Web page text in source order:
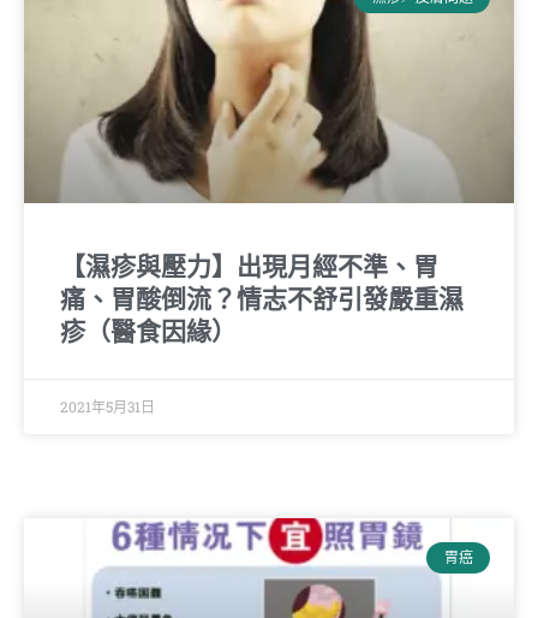
【濕疹與壓力】出現月經不準、胃
痛、胃酸倒流？情志不舒引發嚴重濕
疹（醫食因緣）
2021年5月31日
胃癌